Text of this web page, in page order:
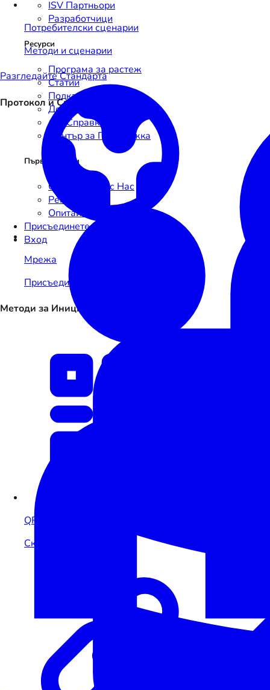
ISV Партньори
Разработчици
Ресурси
Програма за растеж
Статии
Подкаст
Документация
API Справка
Център за Поддръжка
Първи Стъпки
Свържете се с Нас
Регистрация
Опитайте Sandbox
Присъединете се
Вход
Разгледайте Стандартa
Протокол и Спецификации
Потребителски сценарии
Методи и сценарии
Мрежа
Присъединете се към екосистемата
Методи за Иницииране на Плащания
QR Код
Сканирай за плащане